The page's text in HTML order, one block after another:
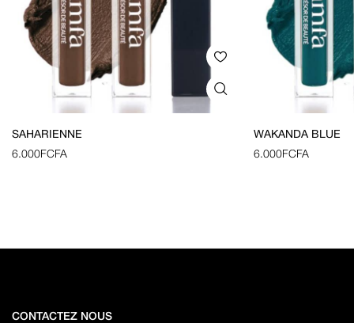
SAHARIENNE
6.000FCFA
WAKANDA BLUE
6.000FCFA
CONTACTEZ NOUS